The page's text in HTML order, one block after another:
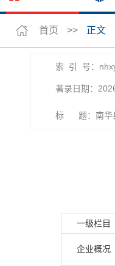
首页 >> 正文
索 引 号：
著录日期：
标 题：南华县
一级栏目
企业概况